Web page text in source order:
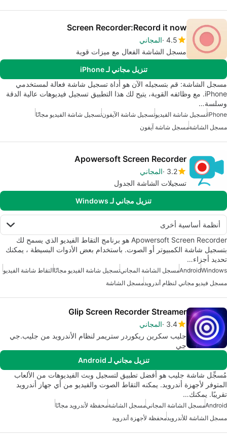
Screen Recorder:Record it now
4.5 المجاني
مسجل الشاشة الفعال مع ميزات قوية
تنزيل مجاني لـ iPhone
مسجل الشاشة: قم بتسجيله الآن هو أداة تسجيل شاشة فعالة لمستخدمي
iPhone. مع وظائفه القوية، يتيح لك هذا التطبيق تسجيل فيديوهات عالية الدقة
وسلسة…
iPhoneتسجيل شاشة الفيديوتسجيل شاشة الآيفونتسجيل شاشة الفيديو مجانًا
مسجل الشاشةمسجل شاشة آيفون
Apowersoft Screen Recorder
3.2 المجاني
تسجيلات الشاشة الجدول
تنزيل مجاني لـ Windows
أنظمة أساسية أخرى
Apowersoft Screen Recorder هو برنامج التقاط الفيديو الذي يسمح لك
بتسجيل شاشة الكمبيوتر أو الصوت. باستخدام بعض الأدوات البسيطة ، يمكنك
تحديد أجزاء…
Windows
Androidمسجل الشاشة المجانيتسجيل شاشة الفيديو مجانًاالتقاط شاشة الفيديو
مسجل فيديو مجاني لنظام أندرويدمسجل الشاشة
Glip Screen Recorder Streamer
3.4 المجاني
جليب سكرين ريكوردر ستريمر لنظام الأندرويد من جليب.جي
جي
تنزيل مجاني لـ Android
مُسجِّل شاشة جليب هو أفضل تطبيق لتسجيل وبث الفيديوهات من الألعاب
المتوفر لأجهزة أندرويد. يمكنه التقاط الصوت والفيديو من أي جهاز أندرويد
تقريبًا. يمكنك…
Androidمسجل الشاشة المجانيمسجل الشاشةمحفظة لأندرويد مجانًا
مسجل الشاشة للأندرويدمحفظة لأجهزة أندرويد